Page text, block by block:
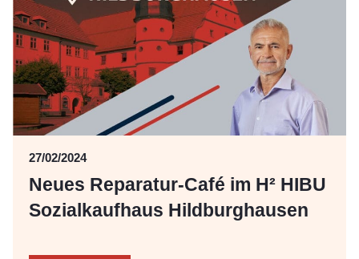
27/02/2024
Neues Reparatur-Café im H² HIBU
Sozialkaufhaus Hildburghausen